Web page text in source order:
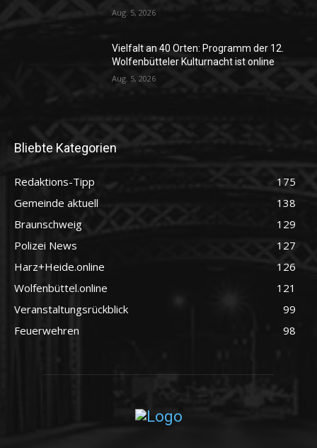
Aug. 5, 2026
Vielfalt an 40 Orten: Programm der 12.
Wolfenbütteler Kulturnacht ist online
Aug. 5, 2026
Bliebte Kategorien
Redaktions-Tipp
175
Gemeinde aktuell
138
Braunschweig
129
Polizei News
127
Harz+Heide.online
126
Wolfenbüttel.online
121
Veranstaltungsrückblick
99
Feuerwehren
98